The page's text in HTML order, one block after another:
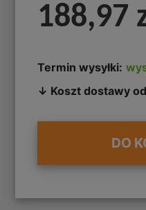
188,97
Termin wysyłki:
↓ Koszt dostawy
DO